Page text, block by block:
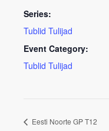
Series:
Tublid Tulijad
Event Category:
Tublid Tulijad
Eesti Noorte GP T12